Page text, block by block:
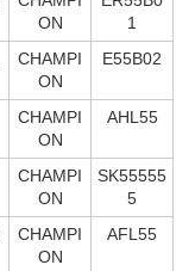
ON
1
CHAMPI
ON
E55B02
CHAMPI
ON
AHL55
CHAMPI
ON
SK55555
5
CHAMPI
ON
AFL55